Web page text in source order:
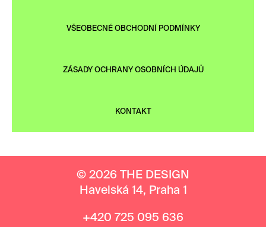
VŠEOBECNÉ OBCHODNÍ PODMÍNKY
ZÁSADY OCHRANY OSOBNÍCH ÚDAJŮ
KONTAKT
© 2026 THE DESIGN
Havelská 14, Praha 1
+420 725 095 636